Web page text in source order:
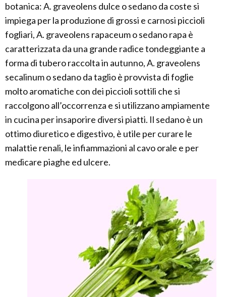
botanica: A. graveolens dulce o sedano da coste si
impiega per la produzione di grossi e carnosi piccioli
fogliari, A. graveolens rapaceum o sedano rapa è
caratterizzata da una grande radice tondeggiante a
forma di tubero raccolta in autunno, A. graveolens
secalinum o sedano da taglio è provvista di foglie
molto aromatiche con dei piccioli sottili che si
raccolgono all’occorrenza e si utilizzano ampiamente
in cucina per insaporire diversi piatti. Il sedano è un
ottimo diuretico e digestivo, è utile per curare le
malattie renali, le infiammazioni al cavo orale e per
medicare piaghe ed ulcere.